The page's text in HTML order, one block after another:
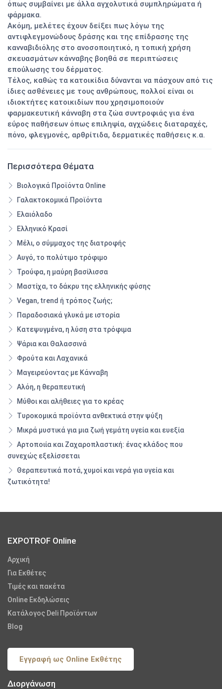
όπως συμβαίνει με άλλα αγχολυτικά συμπληρώματα ή
φάρμακα.
Ακόμη, μελέτες έχουν δείξει πως λόγω της
αντιφλεγμονώδους δράσης και της επίδρασης της
κανναβιδιόλης στο ανοσοποιητικό, η τοπική χρήση
σκευασμάτων κάνναβης βοηθά σε περιπτώσεις
επούλωσης του δέρματος.
Τέλος, καθώς τα κατοικίδια δύνανται να πάσχουν από τις
ίδιες ασθένειες με τους ανθρώπους, πολλοί είναι οι
ιδιοκτήτες κατοικιδίων που χρησιμοποιούν
φαρμακευτική κάνναβη στα ζώα συντροφιάς για ένα
εύρος παθήσεων όπως επιληψία, αγχώδεις διαταραχές,
πόνο, φλεγμονές, αρθρίτιδα, δερματικές παθήσεις κ.α.
Περισσότερα Θέματα
Βιολογικά Προϊόντα Online
Γαλακτοκομικά Προϊόντα
Ελαιόλαδο
Ελληνικό Κρασί
Μέλι, ο σύμμαχος της διατροφής
Αυγό, το πολύτιμο τρόφιμο
Τρούφα, η μαύρη βασίλισσα
Μαστίχα, το δάκρυ της ελληνικής φύσης
Vegan, trend ή τρόπος ζωής;
Παραδοσιακά γλυκά με ιστορία
Κατεψυγμένα, η λύση στα τρόφιμα
Ψάρια και Θαλασσινά
Φρούτα και Λαχανικά
Μαγειρεύοντας με Κάνναβη
Αλόη, η θεραπευτική
Μύθοι και αλήθειες για το κρέας
Τυροκομικά προϊόντα ανθεκτικά στην ψύξη
Μικρά μυστικά για μια ζωή γεμάτη υγεία και ευεξία
Αρτοποιία και Ζαχαροπλαστική: ένας κλάδος που
συνεχώς εξελίσσεται
Θεραπευτικά ποτά, χυμοί και νερά για υγεία και
ζωτικότητα!
EXPOTROF Online
Αρχική
Για Εκθέτες
Τιμές και πακέτα
Online Εκδηλώσεις
Κατάλογος Deli Προϊόντων
Blog
Εγγραφή ως Online Εκθέτης
Διοργάνωση